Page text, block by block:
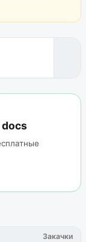
docs
Закачки